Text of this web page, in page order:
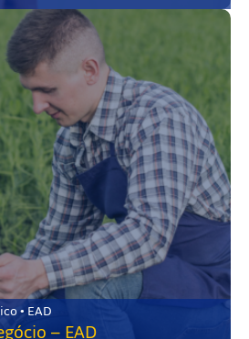
Formiga-MG • Tecnológico • EAD
– EAD